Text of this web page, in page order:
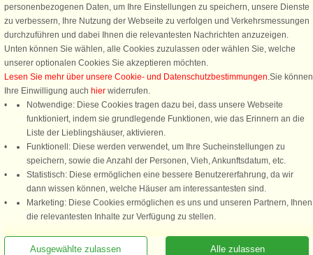
Erhalten Sie einen Willkommensgutschein von 25 €für Ihren nächsten
Ferienhausurlaub - melden Sie sich einfach für den DanCenter Newsletter
an. Verpassen Sie nie wieder exklusive Angebote, Gewinnspiele und
Urlaubstipps!
Newsletter abonnieren
Folgen Sie uns:
DanCenter Kundenbewertung
basierend auf mehr 135.870 Kundenbewertungen
personenbezogenen Daten, um Ihre Einstellungen zu speichern, unsere Dienste
zu verbessern, Ihre Nutzung der Webseite zu verfolgen und Verkehrsmessungen
durchzuführen und dabei Ihnen die relevantesten Nachrichten anzuzeigen.
Unten können Sie wählen, alle Cookies zuzulassen oder wählen Sie, welche
unserer optionalen Cookies Sie akzeptieren möchten.
Lesen Sie mehr über unsere Cookie- und Datenschutzbestimmungen.Sie können
Ihre Einwilligung auch hier widerrufen.
Notwendige: Diese Cookies tragen dazu bei, dass unsere Webseite
funktioniert, indem sie grundlegende Funktionen, wie das Erinnern an die
Liste der Lieblingshäuser, aktivieren.
Funktionell: Diese werden verwendet, um Ihre Sucheinstellungen zu
speichern, sowie die Anzahl der Personen, Vieh, Ankunftsdatum, etc.
Statistisch: Diese ermöglichen eine bessere Benutzererfahrung, da wir
dann wissen können, welche Häuser am interessantesten sind.
Marketing: Diese Cookies ermöglichen es uns und unseren Partnern, Ihnen
die relevantesten Inhalte zur Verfügung zu stellen.
Alle zulassen
Ausgewählte zulassen